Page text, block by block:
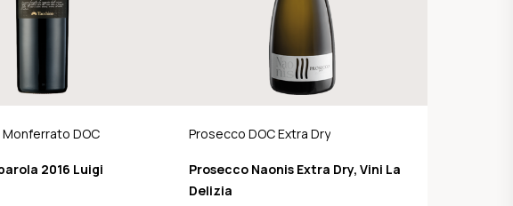
DOC
2016 Luigi
Prosecco DOC Extra Dry
Prosecco Naonis Extra Dry, Vini La
Delizia